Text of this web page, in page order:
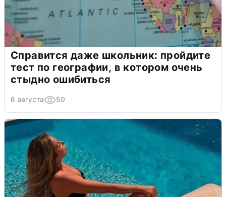
Справится даже школьник: пройдите
тест по географии, в котором очень
стыдно ошибиться
6 августа 50